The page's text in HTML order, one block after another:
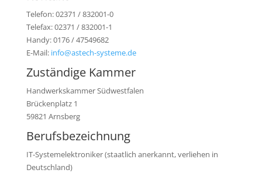
Telefon: 02371 / 832001-0
Telefax: 02371 / 832001-1
Handy: 0176 / 47549682
E-Mail: info@astech-systeme.de
Zuständige Kammer
Handwerkskammer Südwestfalen
Brückenplatz 1
59821 Arnsberg
Berufsbezeichnung
IT-Systemelektroniker (staatlich anerkannt, verliehen in
Deutschland)